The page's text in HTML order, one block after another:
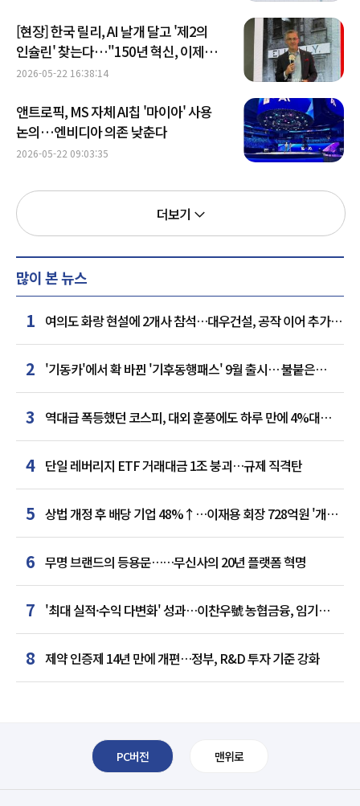
[현장] 한국 릴리, AI 날개 달고 '제2의
인슐린' 찾는다…"150년 혁신, 이제
시작"
2026-05-22 16:38:14
앤트로픽, MS 자체 AI칩 '마이아' 사용
논의…엔비디아 의존 낮춘다
2026-05-22 09:03:35
더보기
많이 본 뉴스
1 여의도 화랑 현설에 2개사 참석…대우건설, 공작 이어 추가
거점 확보하나
2 '기동카'에서 확 바뀐 '기후동행패스' 9월 출시… 불붙은
카드사 경쟁
3
역대급 폭등했던 코스피, 대외 훈풍에도 하루 만에 4%대
급락
4 단일 레버리지 ETF 거래대금 1조 붕괴…규제 직격탄
5 상법 개정 후 배당 기업 48%↑…이재용 회장 728억원 '개인
최다'
6 무명 브랜드의 등용문……무신사의 20년 플랫폼 혁명
7 '최대 실적·수익 다변화' 성과…이찬우號 농협금융, 임기
말년 성장 박차
8 제약 인증제 14년 만에 개편…정부, R&D 투자 기준 강화
PC버전 맨위로